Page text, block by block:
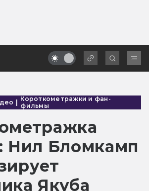
| Короткометражки и фан-
фильмы
Нил Бломкамп
Якуба